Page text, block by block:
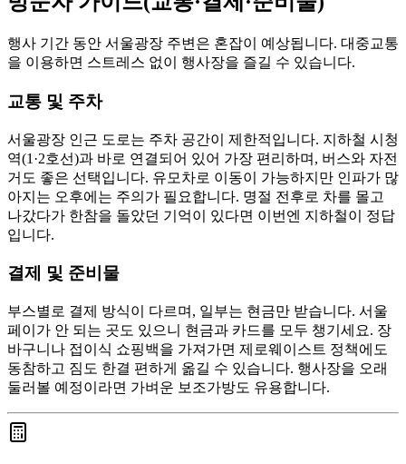
행사 기간 동안 서울광장 주변은 혼잡이 예상됩니다. 대중교통
을 이용하면 스트레스 없이 행사장을 즐길 수 있습니다.
교통 및 주차
서울광장 인근 도로는 주차 공간이 제한적입니다. 지하철 시청
역(1·2호선)과 바로 연결되어 있어 가장 편리하며, 버스와 자전
거도 좋은 선택입니다. 유모차로 이동이 가능하지만 인파가 많
아지는 오후에는 주의가 필요합니다. 명절 전후로 차를 몰고
나갔다가 한참을 돌았던 기억이 있다면 이번엔 지하철이 정답
입니다.
결제 및 준비물
부스별로 결제 방식이 다르며, 일부는 현금만 받습니다. 서울
페이가 안 되는 곳도 있으니 현금과 카드를 모두 챙기세요. 장
바구니나 접이식 쇼핑백을 가져가면 제로웨이스트 정책에도
동참하고 짐도 한결 편하게 옮길 수 있습니다. 행사장을 오래
둘러볼 예정이라면 가벼운 보조가방도 유용합니다.